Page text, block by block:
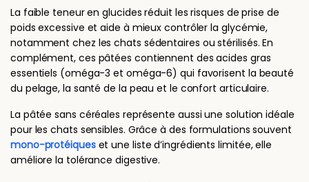
La faible teneur en glucides réduit les risques de prise de
poids excessive et aide à mieux contrôler la glycémie,
notamment chez les chats sédentaires ou stérilisés. En
complément, ces pâtées contiennent des acides gras
essentiels (oméga-3 et oméga-6) qui favorisent la beauté
du pelage, la santé de la peau et le confort articulaire.
La pâtée sans céréales représente aussi une solution idéale
pour les chats sensibles. Grâce à des formulations souvent
mono-protéiqueset une liste d’ingrédients limitée, elle
améliore la tolérance digestive.